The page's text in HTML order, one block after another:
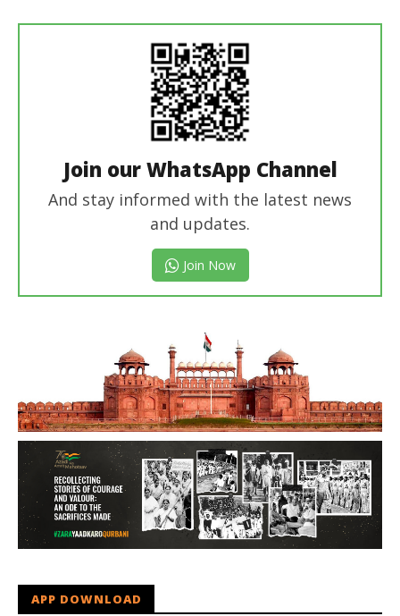
Join our WhatsApp Channel
And stay informed with the latest news
and updates.
Join Now
APP DOWNLOAD